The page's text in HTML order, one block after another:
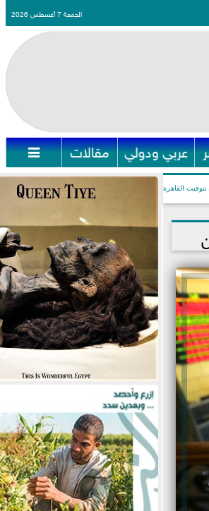
الجمعة 7 أغسطس 2026
عربي ودولي مقالات 
بتوقيت القاهرة